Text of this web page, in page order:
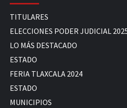
TITULARES
ELECCIONES PODER JUDICIAL
LO MÁS DESTACADO
ESTADO
FERIA TLAXCALA 2024
ESTADO
MUNICIPIOS